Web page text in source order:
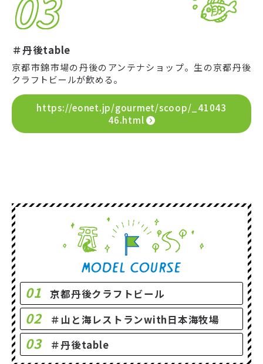
＃丹後table
京都市錦市場の丹後のアンテナショップ。生の京都丹後
クラフトビールが飲める。
https://eonet.jp/gourmet/scoop/_41043
46.html
01 京都丹後クラフトビール
02 ＃山と海レストランwith日本海牧場
03 ＃丹後table